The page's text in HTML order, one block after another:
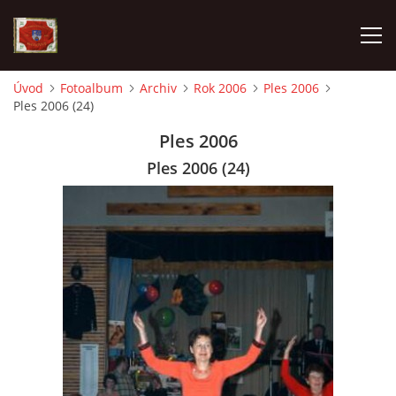
AKTUALITY
VÝJEZDOVÁ JEDNOTKA
KROUŽEK MLADÝCH HASIČŮ
OHLÁŠENÍ PÁLENÍ
KONTAKT
Úvod Fotoalbum Archiv Rok 2006
Ples 2006
Ples 2006 (24)
Ples 2006
Ples 2006 (24)